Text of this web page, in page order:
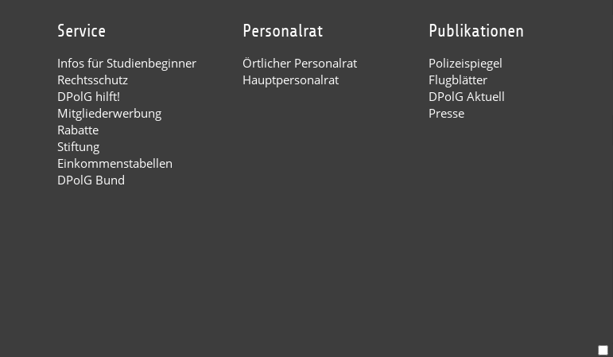
Service
Infos für Studienbeginner
Rechtsschutz
DPolG hilft!
Mitgliederwerbung
Rabatte
Stiftung
Einkommenstabellen
DPolG Bund
Personalrat
Örtlicher Personalrat
Hauptpersonalrat
Publikationen
Polizeispiegel
Flugblätter
DPolG Aktuell
Presse